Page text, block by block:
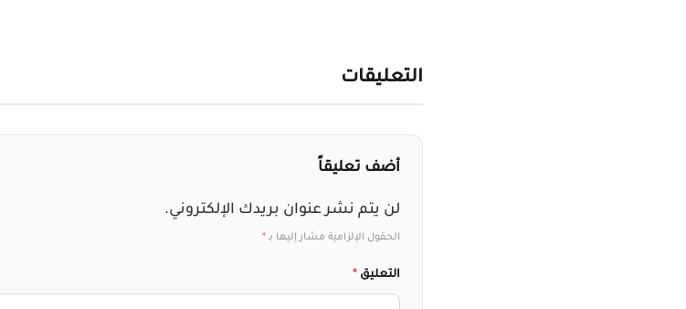
التعليقات
أضف تعليقاً
لن يتم نشر عنوان بريدك الإلكتروني.
الحقول الإلزامية مشار إليها بـ*
التعليق *